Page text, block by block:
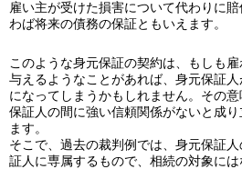
雇い主が受けた損害について代わりに
わば将来の債務の保証ともいえます。
このような身元保証の契約は、もしも
与えるようなことがあれば、身元保証
になってしまうかもしれません。その
保証人の間に強い信頼関係がないと成
ます。
そこで、過去の裁判例では、身元保証
証人に専属するもので、相続の対象には